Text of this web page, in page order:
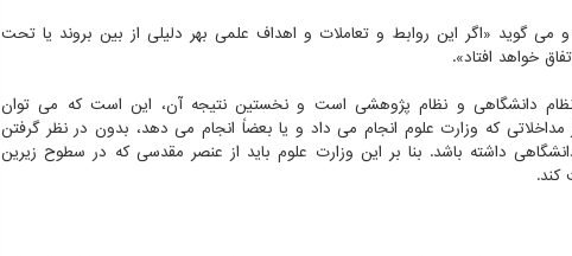
گوید «اگر این روابط و تعاملات و اهداف علمی بهر دلیلی از بین بروند یا تحت
خواهد افتاد».
نظام دانشگاهی و نظام پژوهشی است و نخستین نتیجه آن، این است که می توان
که وزارت علوم انجام می داد و یا بعضاً انجام می دهد، بدون در نظر گرفتن
داشته باشد. بنا بر این وزارت علوم باید از عنصر مقدسی که در سطوح زیرین
کند.